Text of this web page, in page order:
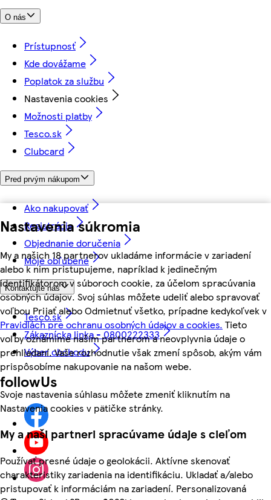
Nastavenia súkromia
My a našich 18 partnerov ukladáme informácie v zariadení
alebo k nim pristupujeme, napríklad k jedinečným
identifikátorom v súboroch cookie, za účelom spracúvania
osobných údajov. Svoj súhlas môžete udeliť alebo spravovať
voľbou Prijať alebo Odmietnuť všetko, prípadne kedykoľvek v
Pravidlách pre ochranu osobných údajov a cookies. Tieto
voľby oznámime našim partnerom a neovplyvnia údaje o
prehliadaní. Vaše rozhodnutie však zmení spôsob, akým vám
prispôsobíme nakupovanie na našom webe.
Svoje nastavenia súhlasu môžete zmeniť kliknutím na
Nastavenia cookies v pätičke stránky.
My a naši partneri spracúvame údaje s cieľom
Používať presné údaje o geolokácii. Aktívne skenovať
charakteristiky zariadenia na identifikáciu. Ukladať a/alebo
pristupovať k informáciám na zariadení. Personalizovaná
O nás
Prístupnosť
Kde dovážame
Poplatok za službu
Nastavenia cookies
Možnosti platby
Tesco.sk
Clubcard
Pred prvým nákupom
Ako nakupovať
Registrácia
Objednanie doručenia
Moje obľúbené
Kontaktujte nás
Tesco.sk
Zákaznícka linka - 0800222333
Výber obchodu
followUs